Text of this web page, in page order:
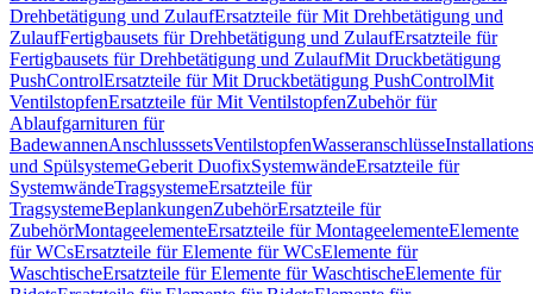
Drehbetätigung und ZulaufErsatzteile für Mit Drehbetätigung und
ZulaufFertigbausets für Drehbetätigung und ZulaufErsatzteile für
Fertigbausets für Drehbetätigung und ZulaufMit Druckbetätigung
PushControlErsatzteile für Mit Druckbetätigung PushControlMit
VentilstopfenErsatzteile für Mit VentilstopfenZubehör für
Ablaufgarnituren für
BadewannenAnschlusssetsVentilstopfenWasseranschlüsse
und SpülsystemeGeberit DuofixSystemwändeErsatzteile für
SystemwändeTragsystemeErsatzteile für
TragsystemeBeplankungenZubehörErsatzteile für
ZubehörMontageelementeErsatzteile für MontageelementeElemente
für WCsErsatzteile für Elemente für WCsElemente für
WaschtischeErsatzteile für Elemente für WaschtischeElemente für